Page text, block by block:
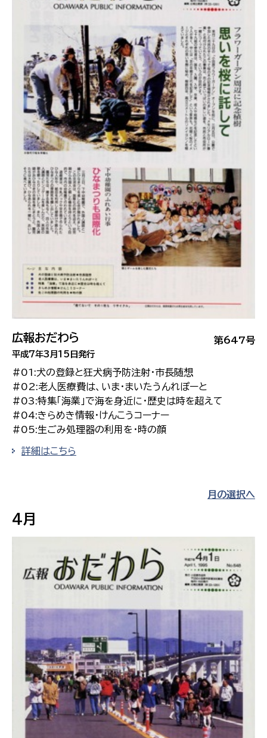
第647号
広報おだわら
平成7年3月15日発行
#01:犬の登録と狂犬病予防注射・市長随想
#02:老人医療費は、いま・まいたうんれぽーと
#03:特集「海業」で海を身近に・歴史は時を超えて
#04:きらめき情報・けんこうコーナー
#05:生ごみ処理器の利用を・時の顔
詳細はこちら
月の選択へ
4月